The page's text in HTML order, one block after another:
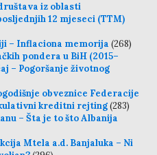
iz oblasti
12 mjeseci (TTM)
– Inflaciona memorija (268)
pondera u BiH (2015–
– Pogoršanje životnog
obveznice Federacije
kreditni rejting(283)
– Šta je to što Albanija
Mtela a.d. Banjaluka – Ni